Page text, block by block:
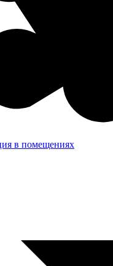
в помещениях